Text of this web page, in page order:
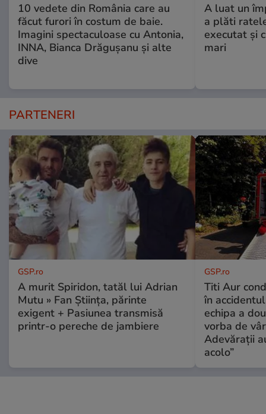
10 vedete din România care au
făcut furori în costum de baie.
Imagini spectaculoase cu Antonia,
INNA, Bianca Drăgușanu și alte
dive
A luat un
a plăti
executat şi
mari
PARTENERI
GSP.ro
A murit Spiridon, tatăl lui Adrian
Mutu » Fan Știința, părinte
exigent + Pasiunea transmisă
printr-o pereche de jambiere
GSP.ro
Titi Aur
în
echipa a
vorba de
Adevărații
acolo”